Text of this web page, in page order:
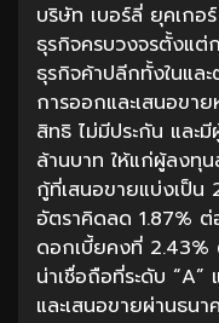
บริษัท เบอร์ลี่ ยุคเกอ
ธุรกิจครบวงจรตั้งแต่
ธุรกิจค้าปลีกทั้งในและ
การออกและเสนอขา
สิทธิ ไม่มีประกัน และ
ล้านบาท ให้แก่ผู้ลงทุ
กู้ที่เสนอขายแบ่งเป็
อัตราคิดลด 1.87%
ดอกเบี้ยคงที่ 2.43%
น่าเชื่อถือที่ระดับ “A”
และเสนอขายผ่านธน